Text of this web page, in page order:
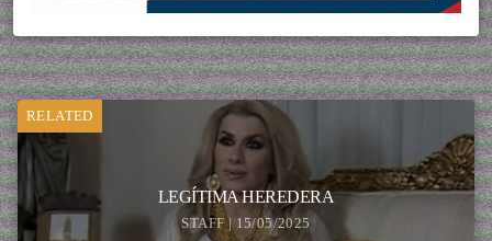
RELATED
LEGÍTIMA HEREDERA
STAFF | 15/05/2025